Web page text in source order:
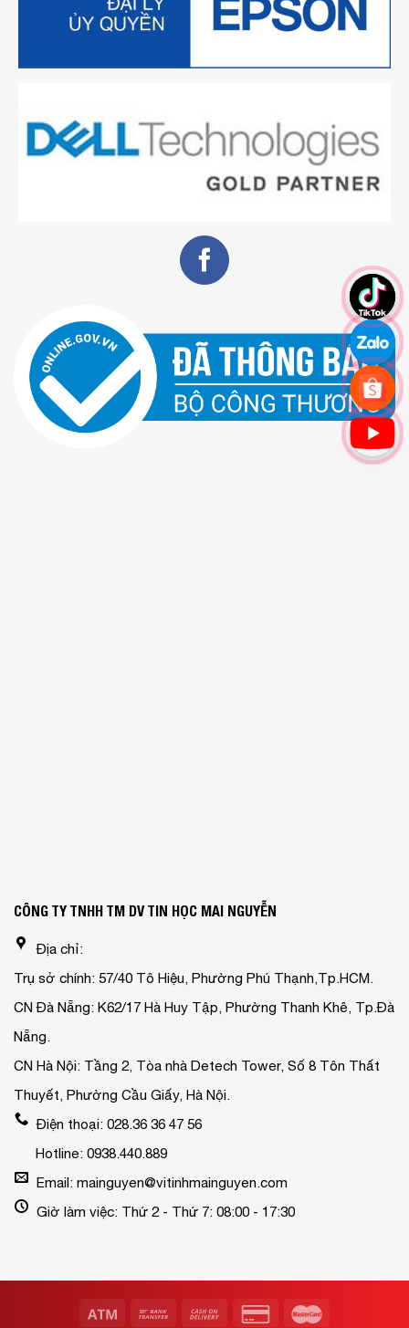
CÔNG TY TNHH TM DV TIN HỌC MAI NGUYỄN
Địa chỉ:
Trụ sở chính: 57/40 Tô Hiệu, Phường Phú Thạnh,Tp.HCM.
CN Đà Nẵng: K62/17 Hà Huy Tập, Phường Thanh Khê, Tp.Đà
Nẵng.
CN Hà Nội: Tầng 2, Tòa nhà Detech Tower, Số 8 Tôn Thất
Thuyết, Phường Cầu Giấy, Hà Nội.
Điện thoại: 028.36 36 47 56
Hotline: 0938.440.889
Email: mainguyen@vitinhmainguyen.com
Giờ làm việc: Thứ 2 - Thứ 7: 08:00 - 17:30